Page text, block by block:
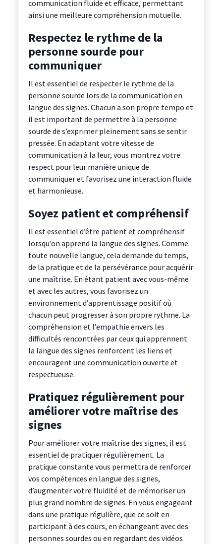
communication fluide et efficace, permettant
ainsi une meilleure compréhension mutuelle.
Respectez le rythme de la
personne sourde pour
communiquer
Il est essentiel de respecter le rythme de la
personne sourde lors de la communication en
langue des signes. Chacun a son propre tempo et
il est important de permettre à la personne
sourde de s’exprimer pleinement sans se sentir
pressée. En adaptant votre vitesse de
communication à la leur, vous montrez votre
respect pour leur manière unique de
communiquer et favorisez une interaction fluide
et harmonieuse.
Soyez patient et compréhensif
Il est essentiel d’être patient et compréhensif
lorsqu’on apprend la langue des signes. Comme
toute nouvelle langue, cela demande du temps,
de la pratique et de la persévérance pour acquérir
une maîtrise. En étant patient avec vous-même
et avec les autres, vous favorisez un
environnement d’apprentissage positif où
chacun peut progresser à son propre rythme. La
compréhension et l’empathie envers les
difficultés rencontrées par ceux qui apprennent
la langue des signes renforcent les liens et
encouragent une communication ouverte et
respectueuse.
Pratiquez régulièrement pour
améliorer votre maîtrise des
signes
Pour améliorer votre maîtrise des signes, il est
essentiel de pratiquer régulièrement. La
pratique constante vous permettra de renforcer
vos compétences en langue des signes,
d’augmenter votre fluidité et de mémoriser un
plus grand nombre de signes. En vous engageant
dans une pratique régulière, que ce soit en
participant à des cours, en échangeant avec des
personnes sourdes ou en regardant des vidéos